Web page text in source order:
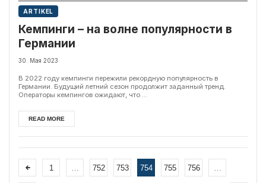
ARTIKEL
Кемпинги – на волне популярности в
Германии
30. Мая 2023
В 2022 году кемпинги пережили рекордную популярность в
Германии. Будущий летний сезон продолжит заданный тренд.
Операторы кемпингов ожидают, что ...
READ MORE
1 … 752 753 754 755 756 …